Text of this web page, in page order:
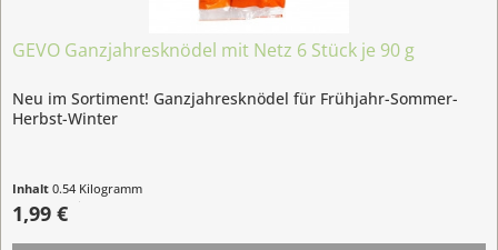
GEVO Ganzjahresknödel mit Netz 6 Stück je 90 g
Neu im Sortiment! Ganzjahresknödel für Frühjahr-Sommer-
Herbst-Winter
Inhalt0.54 Kilogramm
(3,69 € / 1 Kilogramm)
1,99 €